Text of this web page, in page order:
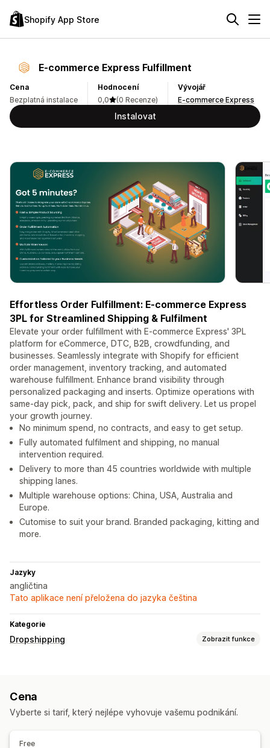
Shopify App Store
E‑commerce Express Fulfillment
Cena
Bezplatná instalace
Hodnocení
0,0
(0 Recenze)
Vývojář
E-commerce Express
Instalovat
Effortless Order Fulfillment: E-commerce Express
3PL for Streamlined Shipping & Fulfilment
Elevate your order fulfillment with E-commerce Express' 3PL
platform for eCommerce, DTC, B2B, crowdfunding, and
businesses. Seamlessly integrate with Shopify for efficient
order management, inventory tracking, and automated
warehouse fulfillment. Enhance brand visibility through
personalized packaging and inserts. Optimize operations with
same-day pick, pack, and ship for swift delivery. Let us propel
your growth journey.
No minimum spend, no contracts, and easy to get setup.
Fully automated fulfilment and shipping, no manual
intervention required.
Delivery to more than 45 countries worldwide with multiple
shipping lanes.
Multiple warehouse options: China, USA, Australia and
Europe.
Cutomise to suit your brand. Branded packaging, kitting and
more.
Jazyky
angličtina
Tato aplikace není přeložena do jazyka čeština
Kategorie
Dropshipping Zobrazit funkce
Elektronika
Hračky a hry Dětské zboží Chovatelské potřeby
Cena
Vyberte si tarif, který nejlépe vyhovuje vašemu podnikání.
Free